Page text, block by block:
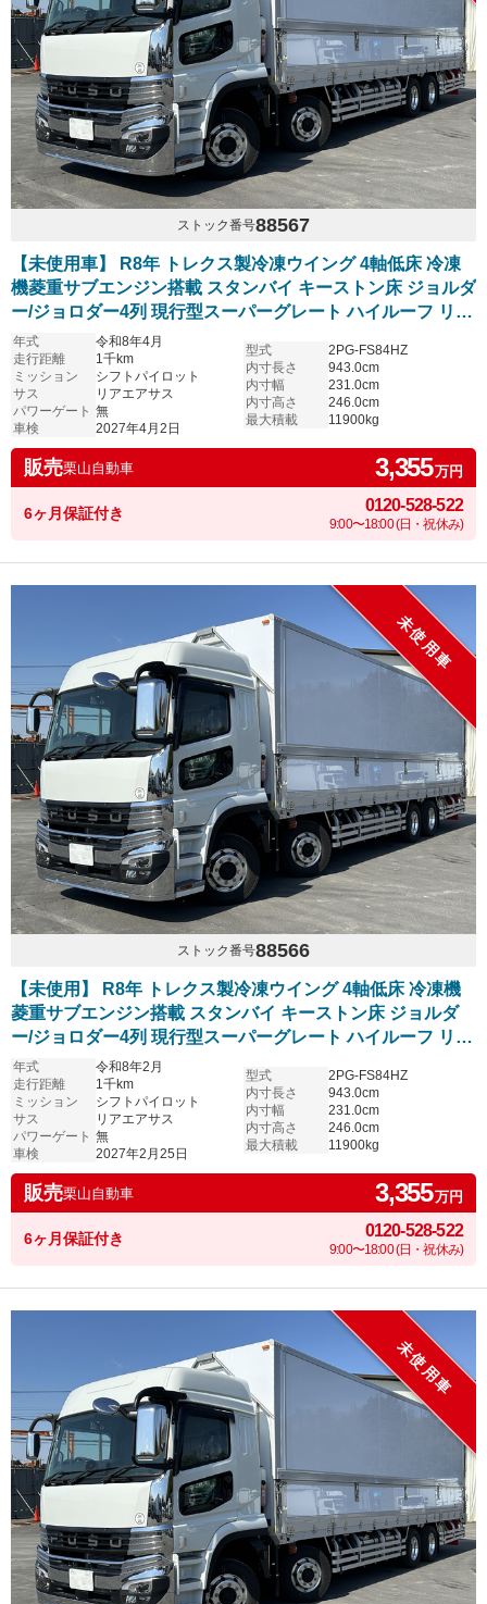
ストック番号88567
【未使用車】 R8年 トレクス製冷凍ウイング 4軸低床 冷凍
機菱重サブエンジン搭載 スタンバイ キーストン床 ジョルダ
ー/ジョロダー4列 現行型スーパーグレート ハイルーフ リア
エアサス アルミホイール シフトパイロット 6R20エンジン
車検付き
年式
令和8年4月
走行距離
1千km
ミッション
シフトパイロット
サス
リアエアサス
パワーゲート 無
車検
2027年4月2日
型式
2PG-FS84HZ
内寸長さ
943.0cm
内寸幅
231.0cm
内寸高さ
246.0cm
最大積載
11900kg
販売栗山自動車 3,355万円
6ヶ月保証付き 0120-528-522
9:00〜18:00 (日・祝休み)
未使用車
ストック番号88566
【未使用】 R8年 トレクス製冷凍ウイング 4軸低床 冷凍機
菱重サブエンジン搭載 スタンバイ キーストン床 ジョルダ
ー/ジョロダー4列 現行型スーパーグレート ハイルーフ リア
エアサス アルミホイール シフトパイロット 6R20エンジン
車検付き
年式
令和8年2月
走行距離
1千km
ミッション
シフトパイロット
サス
リアエアサス
パワーゲート 無
車検
2027年2月25日
型式
2PG-FS84HZ
内寸長さ
943.0cm
内寸幅
231.0cm
内寸高さ
246.0cm
最大積載
11900kg
販売栗山自動車 3,355万円
6ヶ月保証付き 0120-528-522
9:00〜18:00 (日・祝休み)
未使用車